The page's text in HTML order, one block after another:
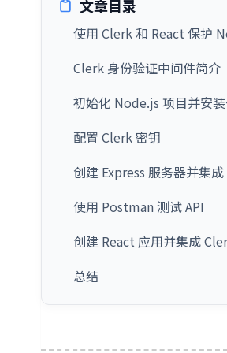
文章目录
使用 Clerk 和 React 保护
Clerk 身份验证中间件简介
初始化 Node.js 项目并安
配置 Clerk 密钥
创建 Express 服务器并集
使用 Postman 测试 API
创建 React 应用并集成
总结